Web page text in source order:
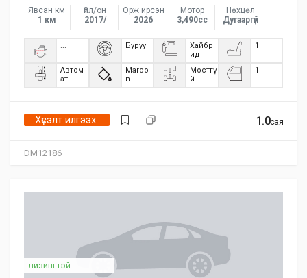
DM12186
Явсан км
1 км
Үйл/он
2017/
Орж ирсэн
2026
Мотор
3,490сс
Нөхцөл
Дугааргүй
... Буруу
Хайбр
ид
1
Автом
ат
Maroo
n
Мостгү
й
1
1.0сая
Хүсэлт илгээх
лизингтэй